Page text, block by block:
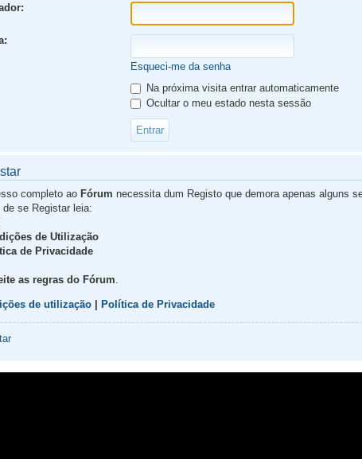
Esqueci-me da senha
Na próxima visita entrar automaticamente
Ocultar o meu estado nesta sessão
completo ao Fórum necessita dum Registo que demora apenas alguns
de se Registar leia:
de Utilização
de Privacidade
as regras do Fórum
de utilização Política de Privacidade